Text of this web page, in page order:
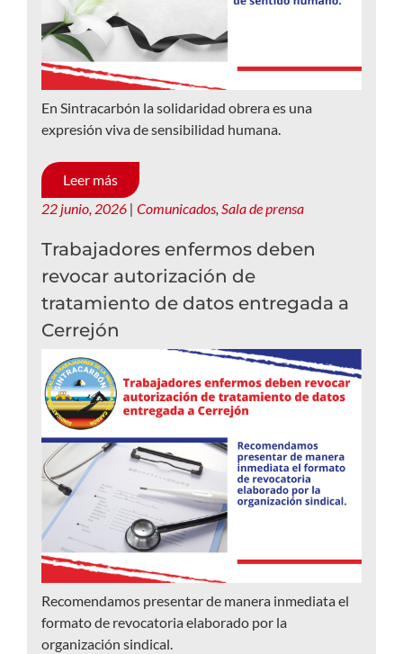
En Sintracarbón la solidaridad obrera es una
expresión viva de sensibilidad humana.
Leer más
22 junio, 2026 | Comunicados, Sala de prensa
Trabajadores enfermos deben
revocar autorización de
tratamiento de datos entregada a
Cerrejón
Recomendamos presentar de manera inmediata el
formato de revocatoria elaborado por la
organización sindical.